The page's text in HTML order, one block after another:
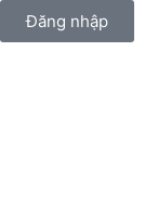
Đăng nhập